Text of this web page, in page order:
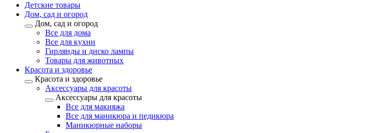
Детские товары
Дом, сад и огород
Дом, сад и огород
Все для дома
Все для кухни
Гирлянды и диско лампы
Товары для животных
Красота и здоровье
Красота и здоровье
Аксессуары для красоты
Аксессуары для красоты
Все для макияжа
Все для маникюра и педикюра
Маникюрные наборы